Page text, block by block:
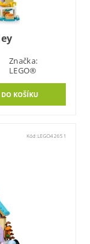
Značka:
LEGO®
Kód:LEGO42651